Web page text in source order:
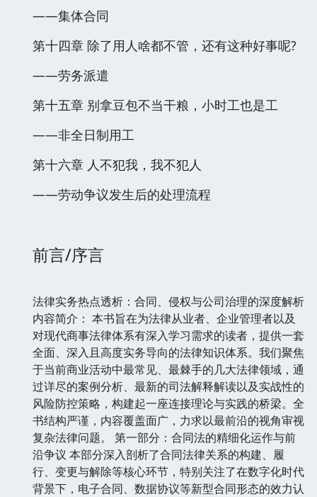
——集体合同
第十四章 除了用人啥都不管，还有这种好事呢?
——劳务派遣
第十五章 别拿豆包不当干粮，小时工也是工
——非全日制用工
第十六章 人不犯我，我不犯人
——劳动争议发生后的处理流程
前言/序言
法律实务热点透析：合同、侵权与公司治理的深度解析
内容简介： 本书旨在为法律从业者、企业管理者以及
对现代商事法律体系有深入学习需求的读者，提供一套
全面、深入且高度实务导向的法律知识体系。我们聚焦
于当前商业活动中最常见、最棘手的几大法律领域，通
过详尽的案例分析、最新的司法解释解读以及实战性的
风险防控策略，构建起一座连接理论与实践的桥梁。全
书结构严谨，内容覆盖面广，力求以最前沿的视角审视
复杂法律问题。 第一部分：合同法的精细化运作与前
沿争议 本部分深入剖析了合同法律关系的构建、履
行、变更与解除等核心环节，特别关注了在数字化时代
背景下，电子合同、数据协议等新型合同形态的效力认